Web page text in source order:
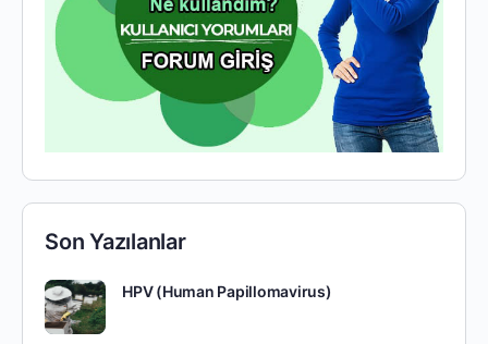
Son Yazılanlar
HPV (Human Papillomavirus)